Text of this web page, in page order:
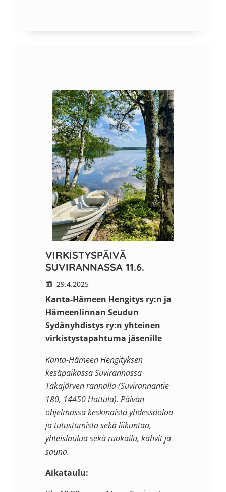
VIRKISTYSPÄIVÄ
SUVIRANNASSA 11.6.
29.4.2025
Kanta-Hämeen Hengitys ry:n ja
Hämeenlinnan Seudun
Sydänyhdistys ry:n yhteinen
virkistystapahtuma jäsenille
Kanta-Hämeen Hengityksen
kesäpaikassa Suvirannassa
Takajärven rannalla (Suvirannantie
180, 14450 Hattula). Päivän
ohjelmassa keskinäistä yhdessäoloa
ja tutustumista sekä liikuntaa,
yhteislaulua sekä ruokailu, kahvit ja
sauna.
Aikataulu: